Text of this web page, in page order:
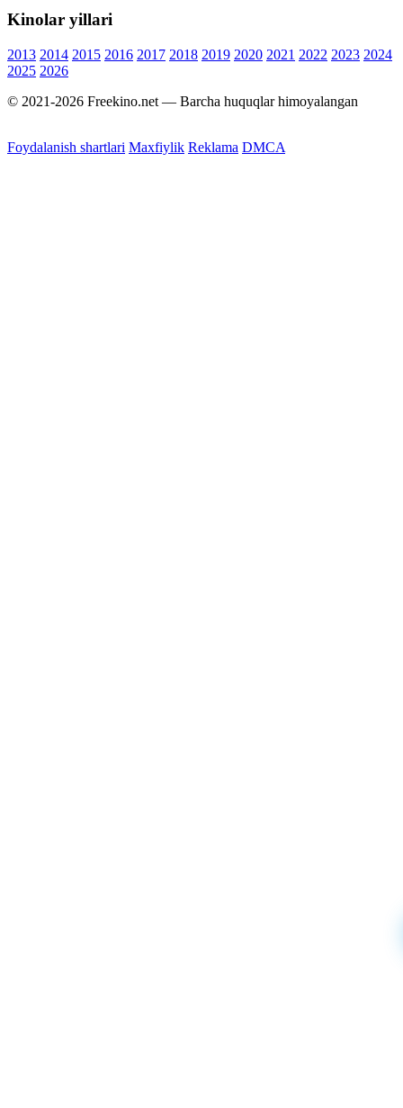
Kinolar yillari
2013 2014 2015 2016 2017 2018 2019 2020 2021 2022 2023 2024
2025 2026
© 2021-2026 Freekino.net — Barcha huquqlar himoyalangan
Foydalanish shartlari Maxfiylik Reklama DMCA